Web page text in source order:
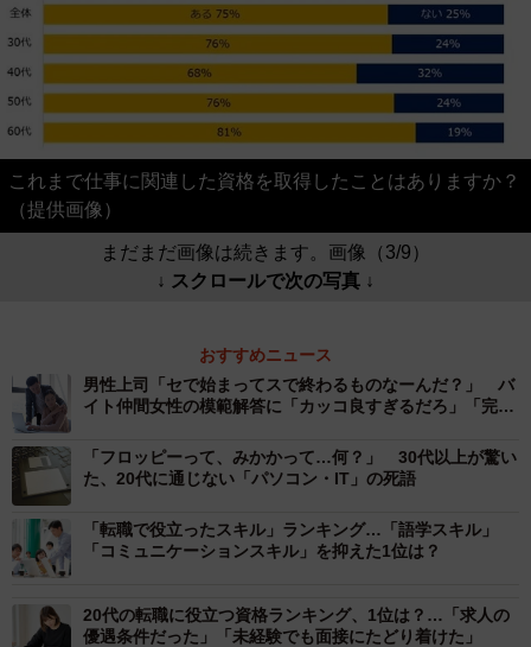
これまで仕事に関連した資格を取得したことはありますか？
（提供画像）
まだまだ画像は続きます。画像（3/9）
↓ スクロールで次の写真 ↓
おすすめニュース
男性上司「セで始まってスで終わるものなーんだ？」 バ
イト仲間女性の模範解答に「カッコ良すぎるだろ」「完璧
「フロッピーって、みかかって…何？」 30代以上が驚い
た、20代に通じない「パソコン・IT」の死語
「転職で役立ったスキル」ランキング…「語学スキル」
「コミュニケーションスキル」を抑えた1位は？
20代の転職に役立つ資格ランキング、1位は？…「求人の
優遇条件だった」「未経験でも面接にたどり着けた」